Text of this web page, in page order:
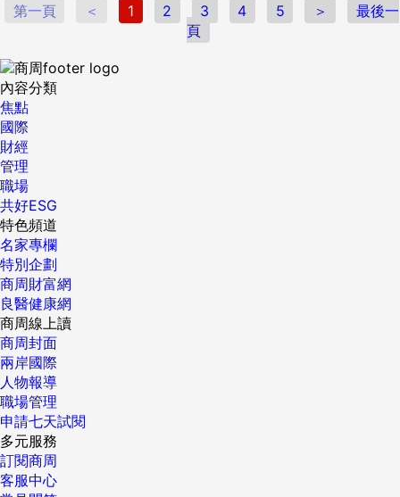
第一頁 ＜ 1 2 3 4 5 ＞
最後一
頁
內容分類
焦點
國際
財經
管理
職場
共好ESG
特色頻道
名家專欄
特別企劃
商周財富網
良醫健康網
商周線上讀
商周封面
兩岸國際
人物報導
職場管理
申請七天試閱
多元服務
訂閱商周
客服中心